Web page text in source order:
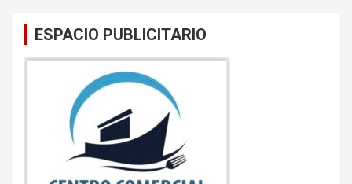
ESPACIO PUBLICITARIO